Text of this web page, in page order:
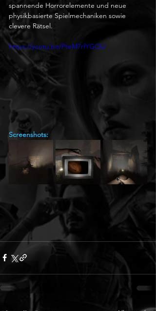
spannende Horrorelemente und neue
physikbasierte Spielmechaniken sowie
clevere Rätsel.
https://youtu.be/PteM7rfYGQU
Screenshots: